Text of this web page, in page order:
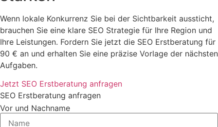
Wenn lokale Konkurrenz Sie bei der Sichtbarkeit aussticht,
brauchen Sie eine klare SEO Strategie für Ihre Region und
Ihre Leistungen. Fordern Sie jetzt die SEO Erstberatung für
90 € an und erhalten Sie eine präzise Vorlage der nächsten
Aufgaben.
Jetzt SEO Erstberatung anfragen
SEO Erstberatung anfragen
Vor und Nachname